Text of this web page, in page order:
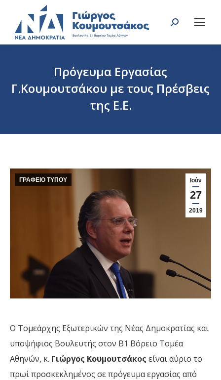
Search:
Πρόγευμα Εργασίας
Γ.Κουμουτσάκου με τους Πρέσβεις
της Ε.Ε.
Ιούν
27
2019
ΓΡΑΦΕΙΟ ΤΥΠΟΥ
Ο Τομεάρχης Εξωτερικών της Νέας Δημοκρατίας και
υποψήφιος Βουλευτής στον Β1 Βόρειο Τομέα
Αθηνών, κ. Γιώργος Κουμουτσάκος είναι αύριο το
πρωί προσκεκλημένος σε πρόγευμα εργασίας από